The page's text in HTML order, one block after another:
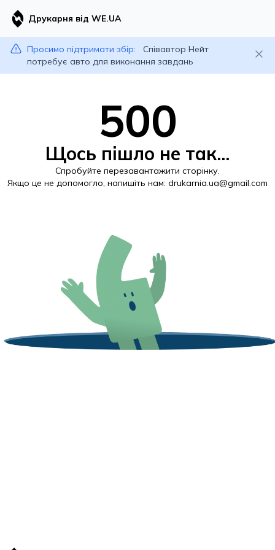
Друкарня від WE.UA
Просимо підтримати збір:
Співавтор Нейт
потребує авто для виконання завдань
500
Щось пішло не так...
Спробуйте перезавантажити сторінку.
Якщо це не допомогло, напишіть нам: drukarnia.ua@gmail.com